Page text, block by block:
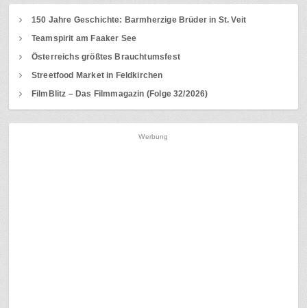
150 Jahre Geschichte: Barmherzige Brüder in St. Veit
Teamspirit am Faaker See
Österreichs größtes Brauchtumsfest
Streetfood Market in Feldkirchen
FilmBlitz – Das Filmmagazin (Folge 32/2026)
Werbung